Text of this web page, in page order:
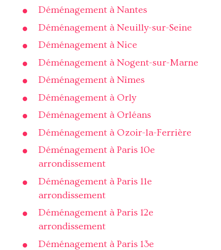
Déménagement à Nantes
Déménagement à Neuilly-sur-Seine
Déménagement à Nice
Déménagement à Nogent-sur-Marne
Déménagement à Nîmes
Déménagement à Orly
Déménagement à Orléans
Déménagement à Ozoir-la-Ferrière
Déménagement à Paris 10e
arrondissement
Déménagement à Paris 11e
arrondissement
Déménagement à Paris 12e
arrondissement
Déménagement à Paris 13e